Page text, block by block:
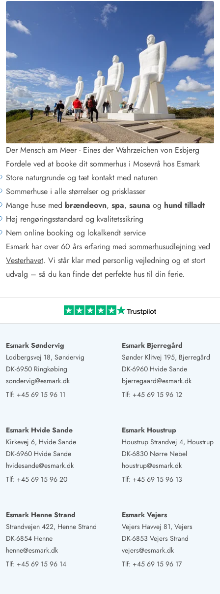
Der Mensch am Meer - Eines der Wahrzeichen von Esbjerg
Fordele ved at booke dit sommerhus i Mosevrå hos Esmark
Store naturgrunde og tæt kontakt med naturen
Sommerhuse i alle størrelser og prisklasser
Mange huse med brændeovn, spa, sauna og hund tilladt
Høj rengøringsstandard og kvalitetssikring
Nem online booking og lokalkendt service
Esmark har over 60 års erfaring med sommerhusudlejning ved
Vesterhavet. Vi står klar med personlig vejledning og et stort
udvalg – så du kan finde det perfekte hus til din ferie.
Esmark Søndervig
Lodbergsvej 18, Søndervig
DK-6950 Ringkøbing
sondervig@esmark.dk
Tlf: +45 69 15 96 11
Esmark Bjerregård
Sønder Klitvej 195, Bjerregård
DK-6960 Hvide Sande
bjerregaard@esmark.dk
Tlf: +45 69 15 96 12
Esmark Hvide Sande
Kirkevej 6, Hvide Sande
DK-6960 Hvide Sande
hvidesande@esmark.dk
Tlf: +45 69 15 96 20
Esmark Houstrup
Houstrup Strandvej 4, Houstrup
DK-6830 Nørre Nebel
houstrup@esmark.dk
Tlf: +45 69 15 96 13
Esmark Henne Strand
Strandvejen 422, Henne Strand
DK-6854 Henne
henne@esmark.dk
Tlf: +45 69 15 96 14
Esmark Vejers
Vejers Havvej 81, Vejers
DK-6853 Vejers Strand
vejers@esmark.dk
Tlf: +45 69 15 96 17